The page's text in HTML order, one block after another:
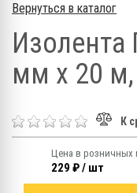
Вернуться в каталог
Изолента
мм х 20 м,
К
Цена в розничных
229 ₽ / шт